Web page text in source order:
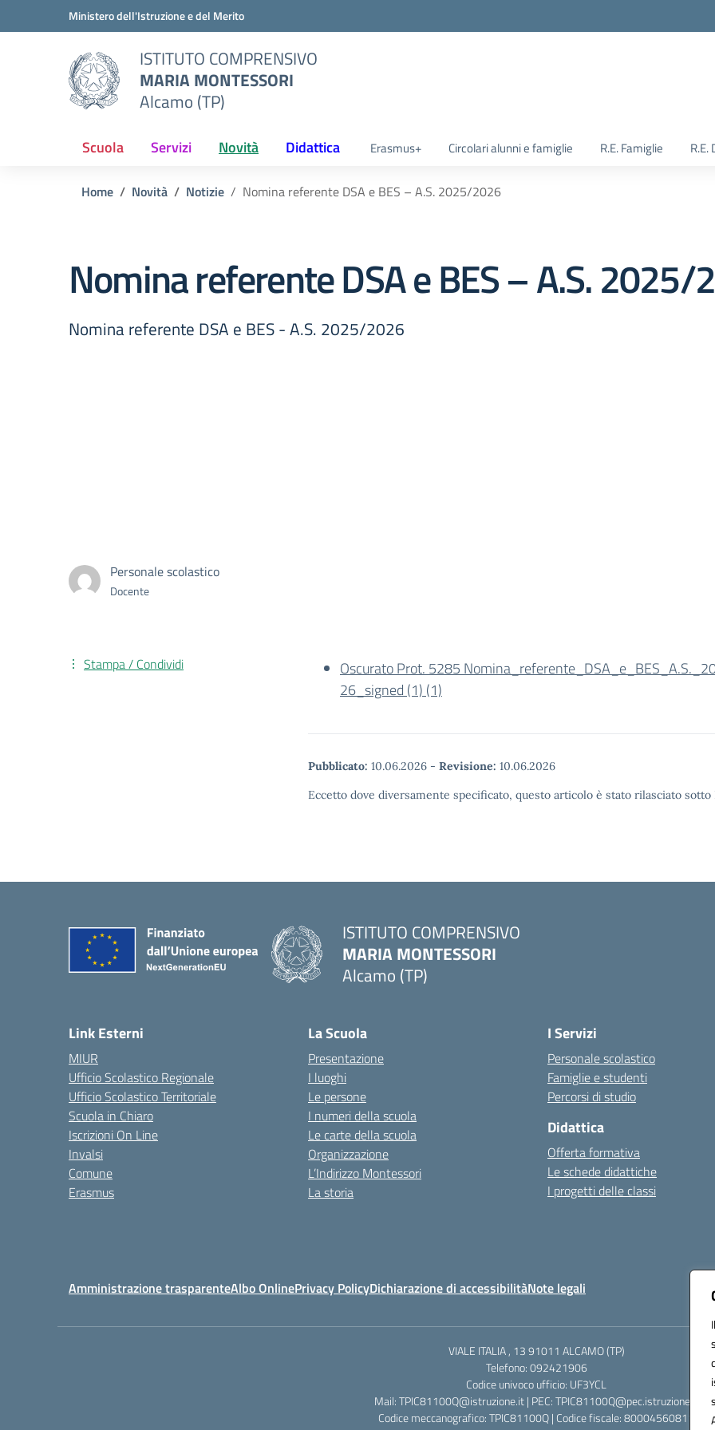
Vai ai contenuti
Vai al menu di navigazioneMinistero dell'Istruzione e del Merito
ISTITUTO COMPRENSIVO
MARIA MONTESSORI
Alcamo (TP)
Scuola Servizi Novità Didattica Erasmus+ Circolari alunni e famiglie R.E. Famiglie R.E.
Home Novità Notizie Nomina referente DSA e BES – A.S. 2025/2026
Nomina referente DSA e BES – A.S. 2025/
Nomina referente DSA e BES - A.S. 2025/2026
Personale scolastico
Docente
Oscurato Prot. 5285
26_signed (1) (1)
Pubblicato: 10.06.2026 - Revisione: 10.06.2026
Eccetto dove diversamente specificato, questo articolo è stato rilasciato
Stampa / Condividi
ISTITUTO COMPRENSIVO
MARIA MONTESSORI
Alcamo (TP)
Link Esterni
MIUR
Ufficio Scolastico Regionale
Ufficio Scolastico Territoriale
Scuola in Chiaro
Iscrizioni On Line
Invalsi
Comune
Erasmus
La Scuola
Presentazione
I luoghi
Le persone
I numeri della scuola
Le carte della scuola
Organizzazione
L’Indirizzo Montessori
La storia
I Servizi
Personale scolastico
Famiglie e studenti
Percorsi di studio
Didattica
Offerta formativa
Le schede didattiche
I progetti delle classi
Amministrazione trasparenteAlbo OnlinePrivacy PolicyDichiarazione di accessibilitàNote legali
VIALE ITALIA , 13 91011 ALCAMO (TP)
Telefono: 092421906
Codice univoco ufficio: UF3YCL
Mail: TPIC81100Q@istruzione.it | PEC: TPIC81100Q@pec.istruzione.it
Codice meccanografico: TPIC81100Q | Codice fiscale: 80004560811